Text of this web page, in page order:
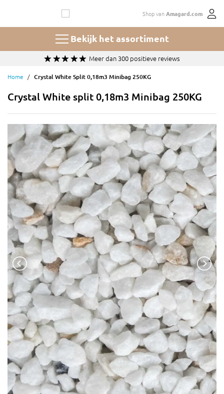
de
Shop vanAmagard.com
Bekijk het assortiment
Keuze uit 100+ soorten en maten grind en split
Home Crystal White Split 0,18m3 Minibag 250KG
Crystal White split 0,18m3 Minibag 250KG